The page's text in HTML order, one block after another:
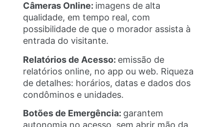
Câmeras Online: imagens de alta
qualidade, em tempo real, com
possibilidade de que o morador assista à
entrada do visitante.
Relatórios de Acesso: emissão de
relatórios online, no app ou web. Riqueza
de detalhes: horários, datas e dados dos
condôminos e unidades.
Botões de Emergência: garantem
autonomia no acesso, sem abrir mão da